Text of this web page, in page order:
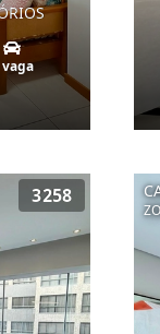
vaga
3258